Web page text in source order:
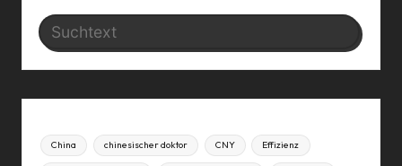
Search
China chinesischer doktor CNY Effizienz